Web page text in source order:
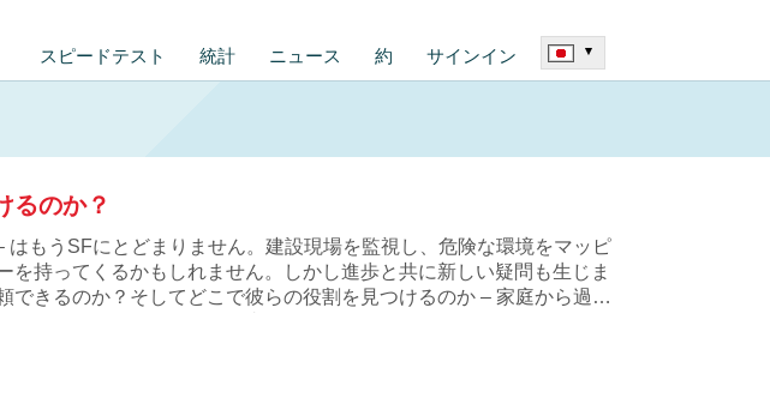
スピードテスト 統計 ニュース 約 サインイン ▾
るのか？
はもうSFにとどまりません。建設現場を監視し、危険な環境をマッピ
を持ってくるかもしれません。しかし進歩と共に新しい疑問も生じま
できるのか？そしてどこで彼らの役割を見つけるのか – 家庭から過酷